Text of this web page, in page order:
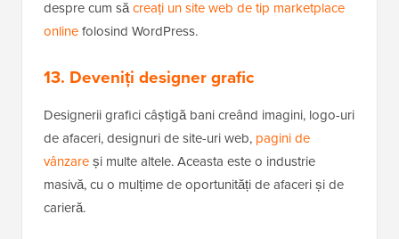
despre cum săcreați un site web de tip marketplace
onlinefolosind WordPress.
13. Deveniți designer grafic
Designerii grafici câștigă bani creând imagini, logo-uri
de afaceri, designuri de site-uri web, pagini de
vânzareși multe altele. Aceasta este o industrie
masivă, cu o mulțime de oportunități de afaceri și de
carieră.